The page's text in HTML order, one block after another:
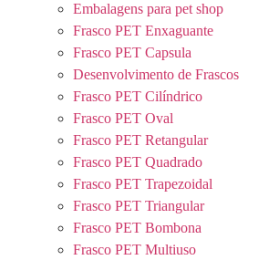
Embalagens para pet shop
Frasco PET Enxaguante
Frasco PET Capsula
Desenvolvimento de Frascos
Frasco PET Cilíndrico
Frasco PET Oval
Frasco PET Retangular
Frasco PET Quadrado
Frasco PET Trapezoidal
Frasco PET Triangular
Frasco PET Bombona
Frasco PET Multiuso